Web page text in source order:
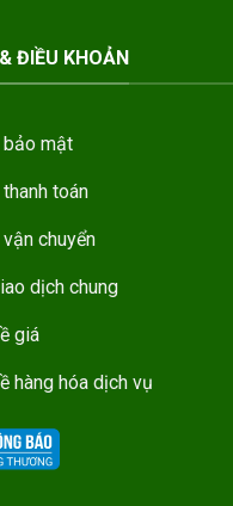
ĐIỀU KHOẢN
bảo mật
toán
chuyển
dịch chung
giá
hàng hóa dịch vụ